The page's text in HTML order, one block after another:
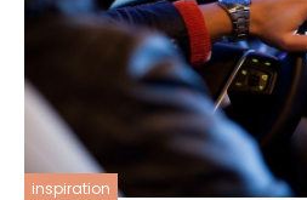
inspiration